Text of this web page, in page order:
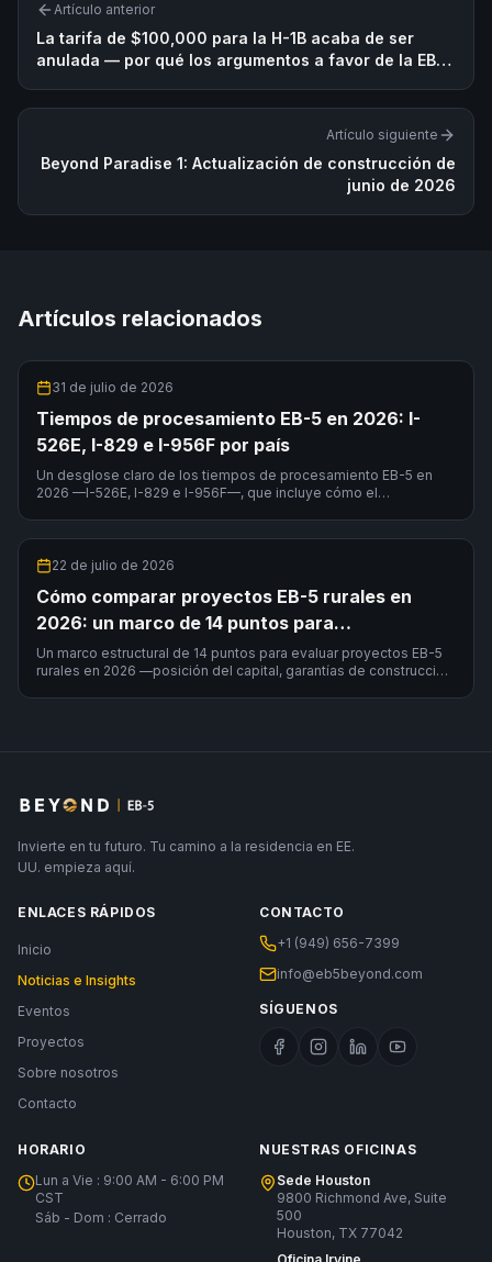
Artículo anterior
La tarifa de $100,000 para la H-1B acaba de ser
anulada — por qué los argumentos a favor de la EB-5
Artículo siguiente
Beyond Paradise 1: Actualización de construcción de
junio de 2026
Artículos relacionados
31 de julio de 2026
Tiempos de procesamiento EB-5 en 2026: I-
526E, I-829 e I-956F por país
Un desglose claro de los tiempos de procesamiento EB-5 en
2026 —I-526E, I-829 e I-956F—, que incluye cómo el
22 de julio de 2026
Cómo comparar proyectos EB-5 rurales en
2026: un marco de 14 puntos para
inversionistas
Un marco estructural de 14 puntos para evaluar proyectos EB-5
rurales en 2026 —posición del capital, garantías de construcción,
Invierte en tu futuro. Tu camino a la residencia en EE.
UU. empieza aquí.
ENLACES RÁPIDOS
Inicio
Noticias e Insights
Eventos
Proyectos
Sobre nosotros
Contacto
CONTACTO
+1 (949) 656-7399
info@eb5beyond.com
SÍGUENOS
HORARIO
Lun a Vie : 9:00 AM - 6:00 PM
CST
Sáb - Dom : Cerrado
NUESTRAS OFICINAS
Sede Houston
9800 Richmond Ave, Suite
500
Houston, TX 77042